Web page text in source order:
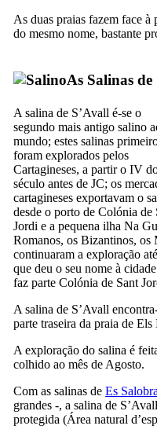
As duas praias fazem face à
do mesmo nome, bastante
As Salinas de
A salina de S’Avall é-se o
segundo mais antigo salino
mundo; estes salinas
foram explorados pelos
Cartagineses, a partir o IV
século antes de JC; os
cartagineses exportavam o
desde o porto de Colónia de
Jordi e a pequena ilha Na
Romanos, os Bizantinos, os
continuaram a exploração
que deu o seu nome à
faz parte Colónia de Sant
A salina de S’Avall
parte traseira da praia de Els
A exploração do salina é
colhido ao mês de Agosto.
Com as salinas de Es
grandes -, a salina de S’Avall
protegida (Área natural